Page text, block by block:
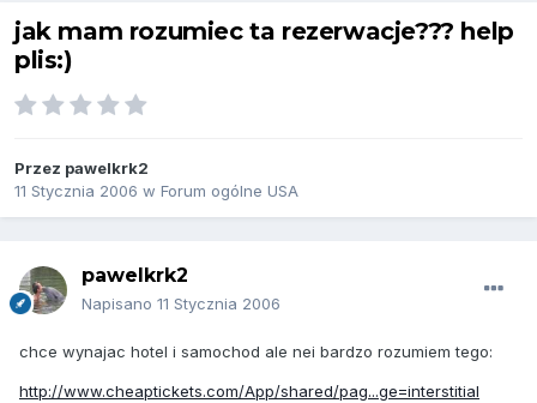
jak mam rozumiec ta rezerwacje??? help
plis:)
Przez pawelkrk2
11 Stycznia 2006 w Forum ogólne USA
pawelkrk2
Napisano 11 Stycznia 2006
chce wynajac hotel i samochod ale nei bardzo rozumiem tego:
http://www.cheaptickets.com/App/shared/pag...ge=interstitial